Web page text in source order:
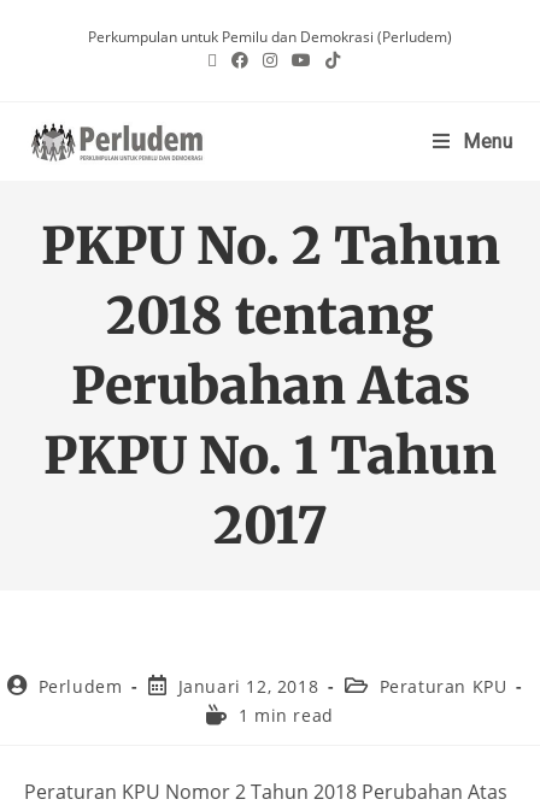
Perkumpulan untuk Pemilu dan Demokrasi (Perludem)
Menu
PKPU No. 2 Tahun
2018 tentang
Perubahan Atas
PKPU No. 1 Tahun
2017
Perludem Januari 12, 2018
Peraturan KPU
1 min read
Peraturan KPU Nomor 2 Tahun 2018 Perubahan Atas